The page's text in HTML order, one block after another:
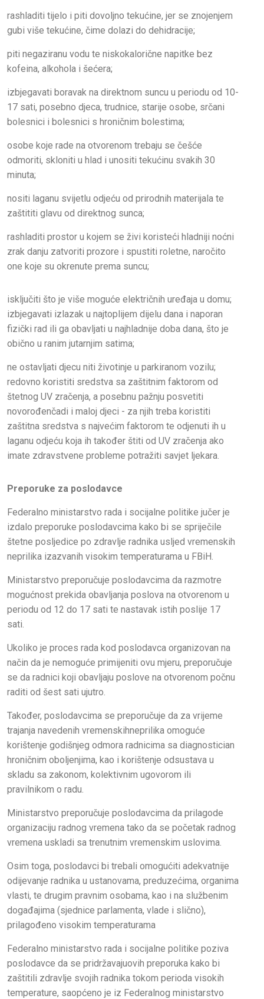
rashladiti tijelo i piti dovoljno tekućine, jer se znojenjem
gubi više tekućine, čime dolazi do dehidracije;
piti negaziranu vodu te niskokalorične napitke bez
kofeina, alkohola i šećera;
izbjegavati boravak na direktnom suncu u periodu od 10-
17 sati, posebno djeca, trudnice, starije osobe, srčani
bolesnici i bolesnici s hroničnim bolestima;
osobe koje rade na otvorenom trebaju se češće
odmoriti, skloniti u hlad i unositi tekućinu svakih 30
minuta;
nositi laganu svijetlu odjeću od prirodnih materijala te
zaštititi glavu od direktnog sunca;
rashladiti prostor u kojem se živi koristeći hladniji noćni
zrak danju zatvoriti prozore i spustiti roletne, naročito
one koje su okrenute prema suncu;
isključiti što je više moguće električnih uređaja u domu;
izbjegavati izlazak u najtoplijem dijelu dana i naporan
fizički rad ili ga obavljati u najhladnije doba dana, što je
obično u ranim jutarnjim satima;
ne ostavljati djecu niti životinje u parkiranom vozilu;
redovno koristiti sredstva sa zaštitnim faktorom od
štetnog UV zračenja, a posebnu pažnju posvetiti
novorođenčadi i maloj djeci - za njih treba koristiti
zaštitna sredstva s najvećim faktorom te odjenuti ih u
laganu odjeću koja ih također štiti od UV zračenja ako
imate zdravstvene probleme potražiti savjet ljekara.
Preporuke za poslodavce
Federalno ministarstvo rada i socijalne politike jučer je
izdalo preporuke poslodavcima kako bi se spriječile
štetne posljedice po zdravlje radnika usljed vremenskih
neprilika izazvanih visokim temperaturama u FBiH.
Ministarstvo preporučuje poslodavcima da razmotre
mogućnost prekida obavljanja poslova na otvorenom u
periodu od 12 do 17 sati te nastavak istih poslije 17
sati.
Ukoliko je proces rada kod poslodavca organizovan na
način da je nemoguće primijeniti ovu mjeru, preporučuje
se da radnici koji obavljaju poslove na otvorenom počnu
raditi od šest sati ujutro.
Također, poslodavcima se preporučuje da za vrijeme
trajanja navedenih vremenskihneprilika omoguće
korištenje godišnjeg odmora radnicima sa diagnostician
hroničnim oboljenjima, kao i korištenje odsustava u
skladu sa zakonom, kolektivnim ugovorom ili
pravilnikom o radu.
Ministarstvo preporučuje poslodavcima da prilagode
organizaciju radnog vremena tako da se početak radnog
vremena uskladi sa trenutnim vremenskim uslovima.
Osim toga, poslodavci bi trebali omogućiti adekvatnije
odijevanje radnika u ustanovama, preduzećima, organima
vlasti, te drugim pravnim osobama, kao i na službenim
događajima (sjednice parlamenta, vlade i slično),
prilagođeno visokim temperaturama
Federalno ministarstvo rada i socijalne politike poziva
poslodavce da se pridržavajuovih preporuka kako bi
zaštitili zdravlje svojih radnika tokom perioda visokih
temperature, saopćeno je iz Federalnog ministarstvo